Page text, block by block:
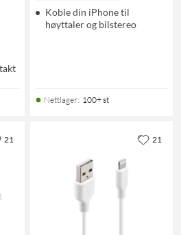
Koble din iPhone til
høyttaler og bilstereo
Nettlager: 100+ st
21 21